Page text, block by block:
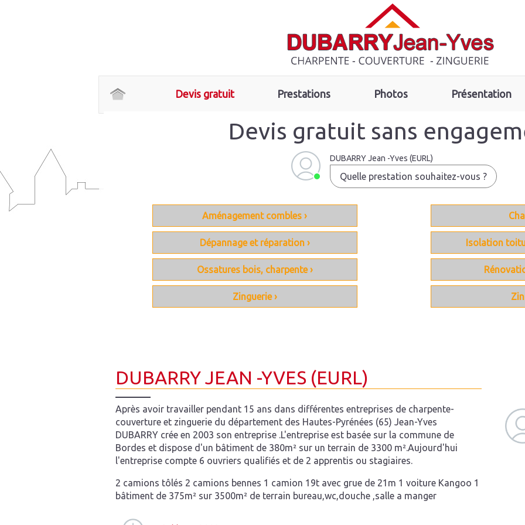
Devis gratuit Prestations Photos Présentation
Devis gratuit sans
DUBARRY Jean -Yves (EURL)
Quelle prestation souhaitez-vous ?
Aménagement combles ›
Dépannage et réparation › Isolation
Ossatures bois, charpente ›
Zinguerie ›
DUBARRY JEAN -YVES (EURL)
Après avoir travailler pendant 15 ans dans différentes entreprises de charpente-
couverture et zinguerie du département des Hautes-Pyrénées (65) Jean-Yves
DUBARRY crée en 2003 son entreprise .L'entreprise est basée sur la commune de
Bordes et dispose d'un bâtiment de 380m² sur un terrain de 3300 m².Aujourd'hui
l'entreprise compte 6 ouvriers qualifiés et de 2 apprentis ou stagiaires.
2 camions tôlés 2 camions bennes 1 camion 19t avec grue de 21m 1 voiture Kangoo 1
bâtiment de 375m² sur 3500m² de terrain bureau,wc,douche ,salle a manger